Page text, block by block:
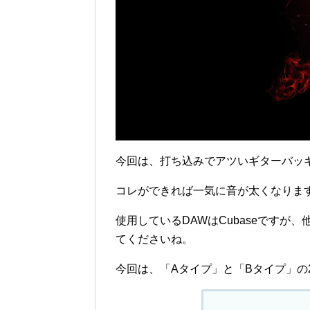
今回は、打ち込みでアツいギターバ
コレができれば一気に音が太くなりま
使用しているDAWはCubaseですが、
てくださいね。
今回は、「Aタイプ」と「Bタイプ」